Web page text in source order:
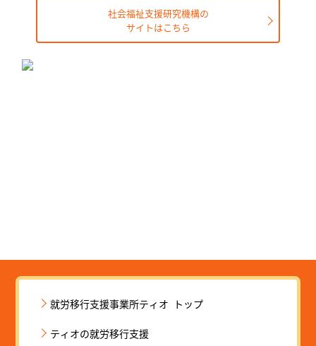
社会福祉支援研究機構の
サイトはこちら
就労移行支援事業所ティオ トップ
ティオの就労移行支援